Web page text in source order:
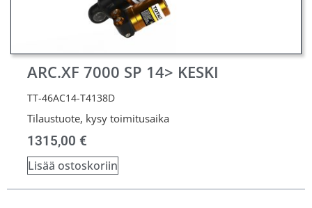
ARC.XF 7000 SP 14> KESKI
TT-46AC14-T4138D
Tilaustuote, kysy toimitusaika
1315,00 €
Lisää ostoskoriin